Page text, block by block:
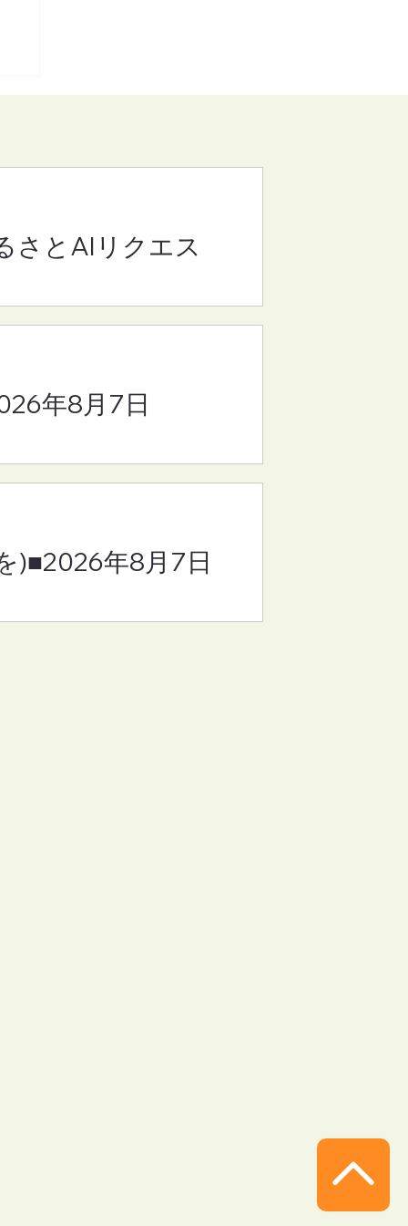
さとAIリクエス
年8月7日
)■2026年8月7日